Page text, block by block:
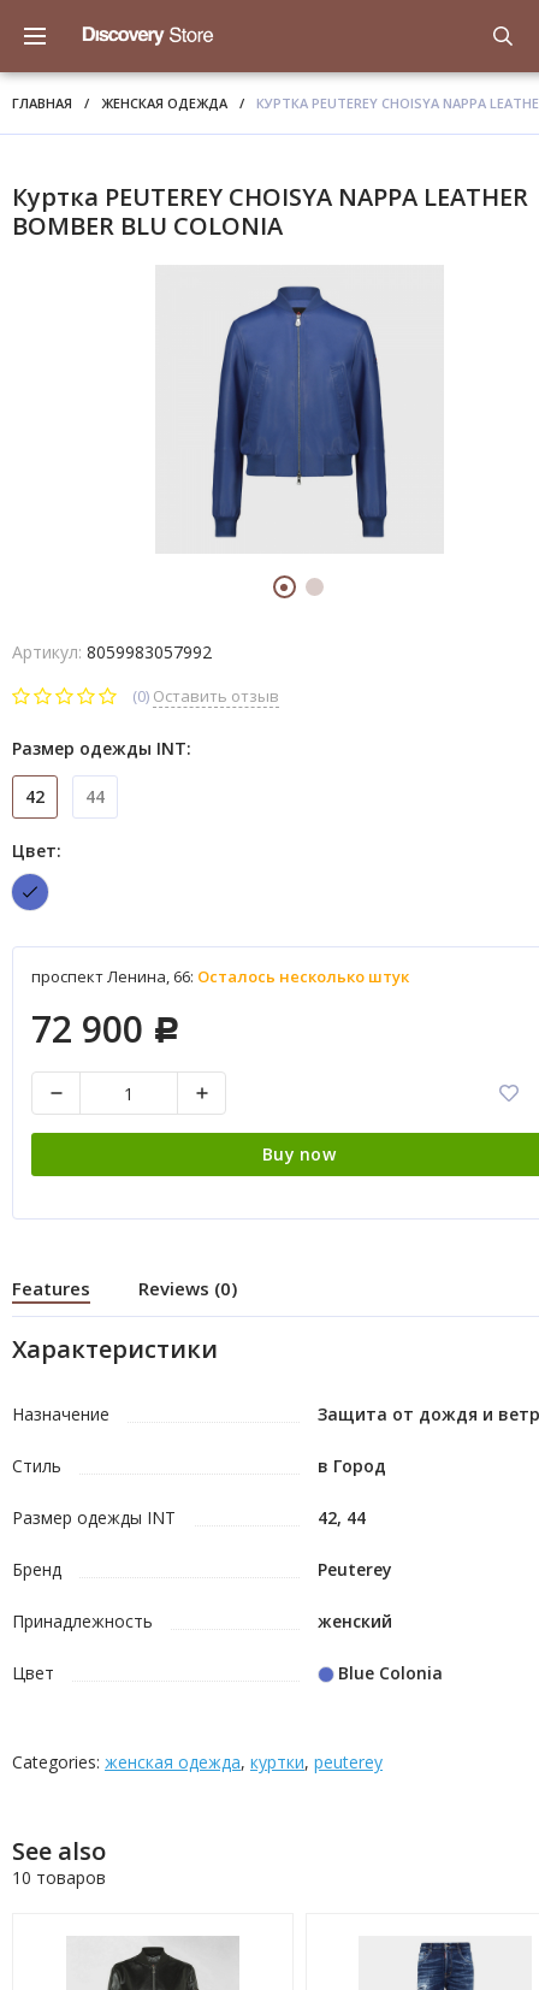
ГЛАВНАЯ / ЖЕНСКАЯ ОДЕЖДА / КУРТКА PEUTEREY CHOISYA NAPPA
Куртка PEUTEREY CHOISYA NAPPA LEATHER
BOMBER BLU COLONIA
Артикул: 8059983057992
(0) Оставить отзыв
Размер одежды INT:
42 44
Цвет:
проспект Ленина, 66: Осталось несколько штук
72 900 Р
Buy now
Features Reviews (0)
Характеристики
Назначение Защита от дождя и
Стиль в Город
Размер одежды INT 42, 44
Бренд Peuterey
Принадлежность женский
Цвет Blue Colonia
Categories: женская одежда, куртки, peuterey
See also
10 товаров